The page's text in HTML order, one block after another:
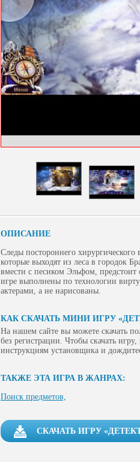
ОПИСАНИЕ
Следы постороннего
которые выходят из леса в городок
вмести с песиком Эльфом, предстоит
игре выполнены по технологии
актерами, а не нарисованы.
КАК СКАЧАТЬ МИНИ ИГРУ
На нашем сайте вы можете скачать
без регистрации. Чтобы скачать
инструкциям установщика и
ТАКЖЕ ЭТА ИГРА В ЖАНРАХ:
Поиск предметов,
СКАЧАТЬ ИГРУ